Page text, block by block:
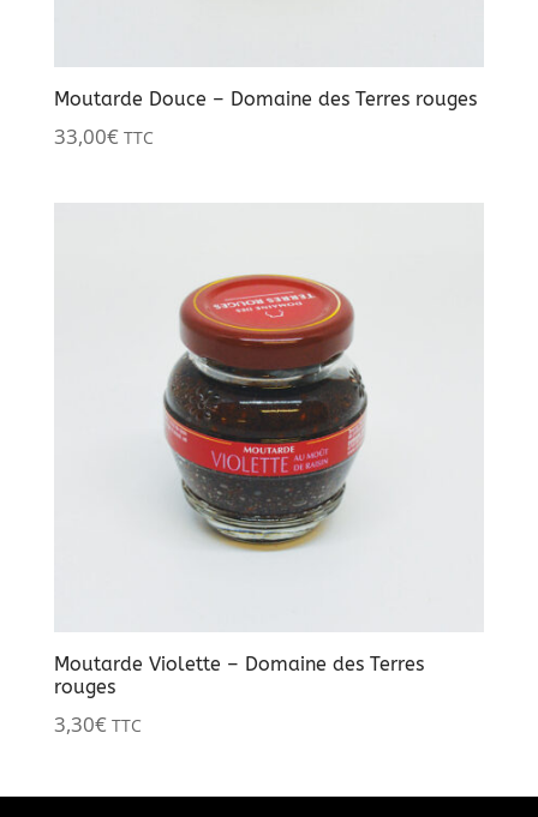
Moutarde Douce – Domaine des Terres rouges
33,00€ TTC
Moutarde Violette – Domaine des Terres
rouges
3,30€ TTC